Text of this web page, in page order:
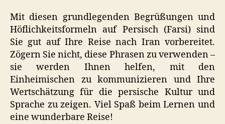
Mit diesen grundlegenden Begrüßungen und
Höflichkeitsformeln auf Persisch (Farsi) sind
Sie gut auf Ihre Reise nach Iran vorbereitet.
Zögern Sie nicht, diese Phrasen zu verwenden –
sie werden Ihnen helfen, mit den
Einheimischen zu kommunizieren und Ihre
Wertschätzung für die persische Kultur und
Sprache zu zeigen. Viel Spaß beim Lernen und
eine wunderbare Reise!